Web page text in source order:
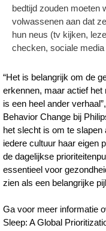
bedtijd zouden moeten
volwassenen aan dat
hun neus (tv kijken,
checken, sociale
“Het is belangrijk om de
erkennen, maar actief
is een heel ander
Behavior Change bij
het slecht is om te
iedere cultuur haar eigen
de dagelijkse
essentieel voor
zien als een belangrijke
Ga voor meer informatie
Sleep: A Global